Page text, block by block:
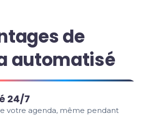
de
automatisé
24/7
votre agenda, même pendant